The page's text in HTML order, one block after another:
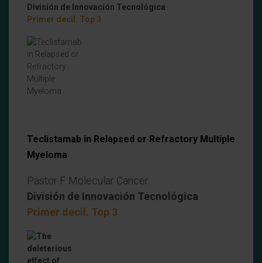
División de Innovación Tecnológica
Primer decil. Top 3
Teclistamab in Relapsed or Refractory Multiple
Myeloma
Pastor F. Molecular Cancer.
División de Innovación Tecnológica
Primer decil. Top 3